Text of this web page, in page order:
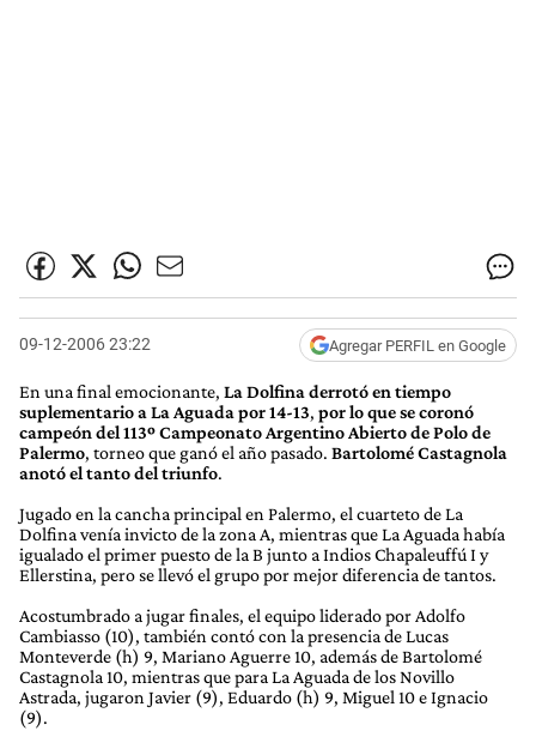
09-12-2006 23:22 Agregar PERFIL en Google
En una final emocionante, La Dolfina derrotó en tiempo
suplementario a La Aguada por 14-13, por lo que se coronó
campeón del 113º Campeonato Argentino Abierto de Polo de
Palermo, torneo que ganó el año pasado. Bartolomé Castagnola
anotó el tanto del triunfo.
Jugado en la cancha principal en Palermo, el cuarteto de La
Dolfina venía invicto de la zona A, mientras que La Aguada había
igualado el primer puesto de la B junto a Indios Chapaleuffú I y
Ellerstina, pero se llevó el grupo por mejor diferencia de tantos.
Acostumbrado a jugar finales, el equipo liderado por Adolfo
Cambiasso (10), también contó con la presencia de Lucas
Monteverde (h) 9, Mariano Aguerre 10, además de Bartolomé
Castagnola 10, mientras que para La Aguada de los Novillo
Astrada, jugaron Javier (9), Eduardo (h) 9, Miguel 10 e Ignacio
(9).